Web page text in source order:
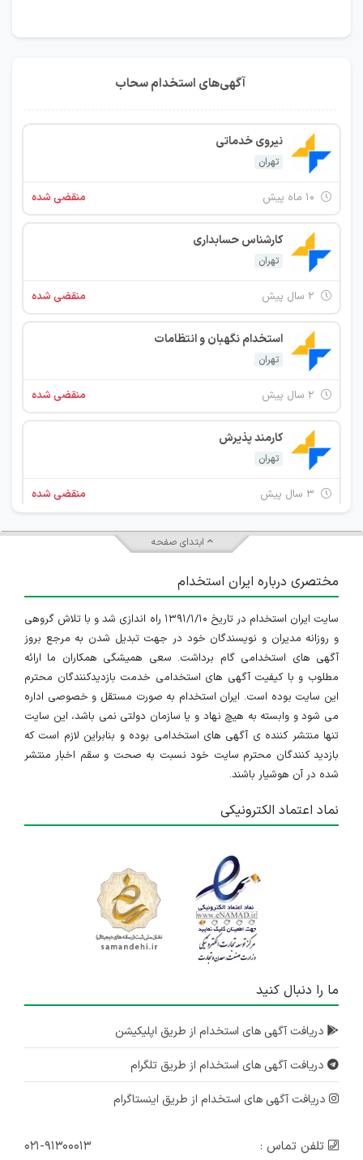
آگهی‌های استخدام سحاب
نیروی خدماتی
تهران
منقضی شده
کارشناس حسابداری
تهران
منقضی شده
استخدام نگهبان و انتظامات
تهران
منقضی شده
کارمند پذیرش
تهران
منقضی شده
استخدام نگهبان و انتظامات
۳ سال پیش منقضی شده
کارمند پذیرش
تهران
۳ سال پیش منقضی شده
کارشناس امور اداری
تهران
۴ سال پیش
تهران
ابتدای صفحه
مختصری درباره ایران استخدام
سایت ایران استخدام در تاریخ ۱۳۹۱/۱/۱۰ راه اندازی شد و با تلاش گروهی
و روزانه مدیران و نویسندگان خود در جهت تبدیل شدن به مرجع بروز
آگهی های استخدامی گام برداشت. سعی همیشگی همکاران ما ارائه
مطلوب و با کیفیت آگهی های استخدامی خدمت بازدیدکنندگان محترم
این سایت بوده است. ایران استخدام به صورت مستقل و خصوصی اداره
می شود و وابسته به هیچ نهاد و یا سازمان دولتی نمی باشد، این سایت
تنها منتشر کننده ی آگهی های استخدامی بوده و بنابراین لازم است که
بازدید کنندگان محترم سایت خود نسبت به صحت و سقم اخبار منتشر
شده در آن هوشیار باشند.
نماد اعتماد الکترونیکی
ما را دنبال کنید
دریافت آگهی های استخدام از طریق اپلیکیشن
دریافت آگهی های استخدام از طریق تلگرام
دریافت آگهی های استخدام از طریق اینستاگرام
تلفن تماس : ۰۲۱-۹۱۳۰۰۰۱۳